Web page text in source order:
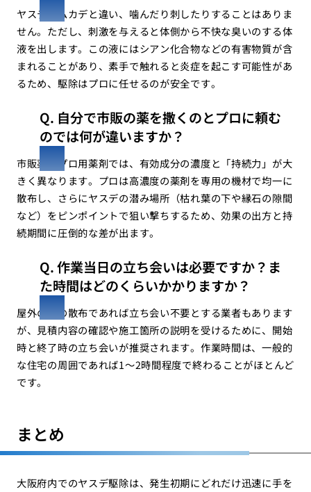
ヤスデはムカデと違い、噛んだり刺したりすることはありま
せん。ただし、刺激を与えると体側から不快な臭いのする体
液を出します。この液にはシアン化合物などの有害物質が含
まれることがあり、素手で触れると炎症を起こす可能性があ
るため、駆除はプロに任せるのが安全です。
Q. 自分で市販の薬を撒くのとプロに頼む
のでは何が違いますか？
市販薬とプロ用薬剤では、有効成分の濃度と「持続力」が大
きく異なります。プロは高濃度の薬剤を専用の機材で均一に
散布し、さらにヤスデの潜み場所（枯れ葉の下や縁石の隙間
など）をピンポイントで狙い撃ちするため、効果の出方と持
続期間に圧倒的な差が出ます。
Q. 作業当日の立ち会いは必要ですか？ま
た時間はどのくらいかかりますか？
屋外のみの散布であれば立ち会い不要とする業者もあります
が、見積内容の確認や施工箇所の説明を受けるために、開始
時と終了時の立ち会いが推奨されます。作業時間は、一般的
な住宅の周囲であれば1〜2時間程度で終わることがほとんど
です。
まとめ
大阪府内でのヤスデ駆除は、発生初期にどれだけ迅速に手を